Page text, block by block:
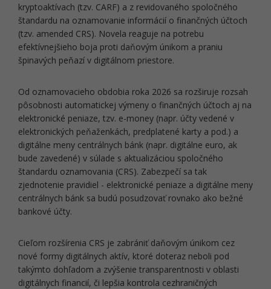
kryptoaktívach (tzv. CARF) a z revidovaného spoločného
štandardu na oznamovanie informácií o finančných účtoch
(tzv. amended CRS). Novela reaguje na potrebu
efektívnejšieho boja proti daňovým únikom a praniu
špinavých peňazí v digitálnom priestore.
Od oznamovacieho obdobia roka 2026 sa rozširuje rozsah
pôsobnosti automatickej výmeny o finančných účtoch aj na
elektronické peniaze, tzv. e-money (napr. účty vedené v
elektronických peňaženkách, predplatené karty a pod.) a
digitálne meny centrálnych bánk (napr. digitálne euro, ak
bude zavedené) v súlade s aktualizáciou spoločného
štandardu oznamovania (CRS). Zabezpečí sa tak
zjednotenie pravidiel - elektronické peniaze a digitálne meny
centrálnych bánk sa budú posudzovať rovnako ako bežné
bankové účty.
Cieľom rozšírenia CRS je zabrániť daňovým únikom cez
nové formy digitálnych aktív, ktoré doteraz neboli pod
takýmto dohľadom a zvýšenie transparentnosti v oblasti
digitálnych financií, či lepšia kontrola cezhraničných